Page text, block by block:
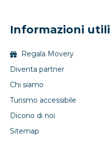
Informazioni utili
Regala Movery
Diventa partner
Chi siamo
Turismo accessibile
Dicono di noi
Sitemap